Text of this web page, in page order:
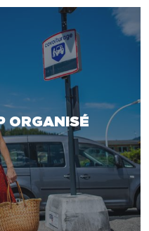
ORGANISÉ